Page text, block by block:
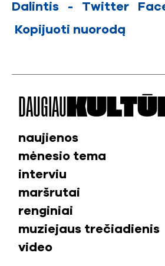
Dalintis - Twitter
Kopijuoti nuorodą
DAUGIAU
naujienos
mėnesio tema
interviu
maršrutai
renginiai
muziejaus trečiadienis
video